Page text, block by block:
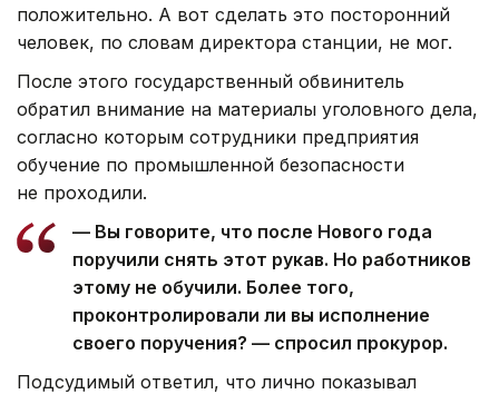
положительно. А вот сделать это посторонний
человек, по словам директора станции, не мог.
После этого государственный обвинитель
обратил внимание на материалы уголовного дела,
согласно которым сотрудники предприятия
обучение по промышленной безопасности
не проходили.
— Вы говорите, что после Нового года
поручили снять этот рукав. Но работников
этому не обучили. Более того,
проконтролировали ли вы исполнение
своего поручения? — спросил прокурор.
Подсудимый ответил, что лично показывал